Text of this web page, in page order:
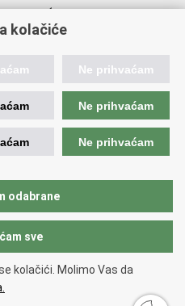
sustava
kriminaliteta
uprave i digitalne
kolačiće
Ne prihvaćam
Ne prihvaćam
Ne prihvaćam
odabrane
sve
kolačići. Molimo Vas da